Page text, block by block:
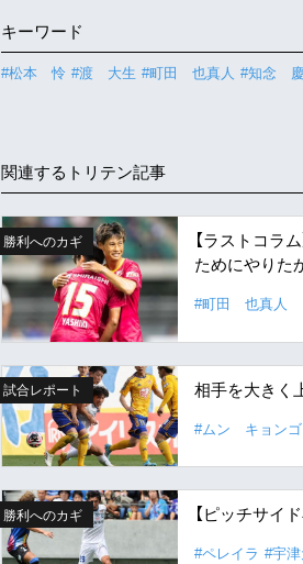
キーワード
#松本 怜 #渡 大生 #町田 也真人 #知念 慶
関連するトリテン記事
勝利へのカギ
【ラストコラ
ためにやりた
#町田 也真人
試合レポート 相手を大きく
#ムン キョン
勝利へのカギ 【ピッチサイ
#ペレイラ #宇